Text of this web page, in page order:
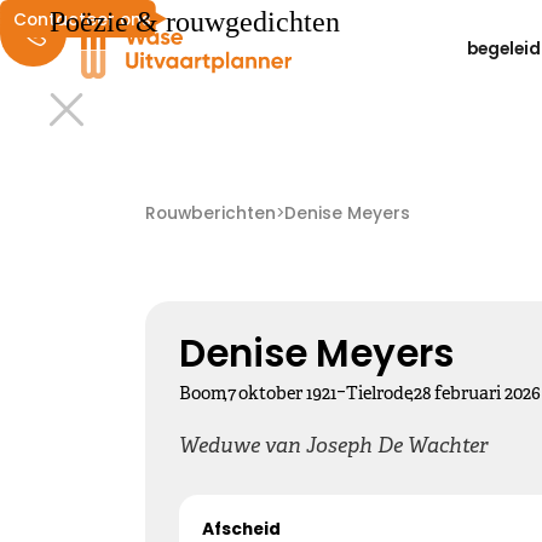
Contacteer ons
Rouwberichten>Denise Meyers
Denise Meyers
Boom,7oktober1921-Tielrode,28februari 2026
Weduwe van Joseph De Wachter
Afscheid
Poëzie & rouwgedichten
Liefdevolle herinneringen
dwarrelen door je hoofd en landen in je hart ...
Nooit meer hier, maar altijd bij ons.